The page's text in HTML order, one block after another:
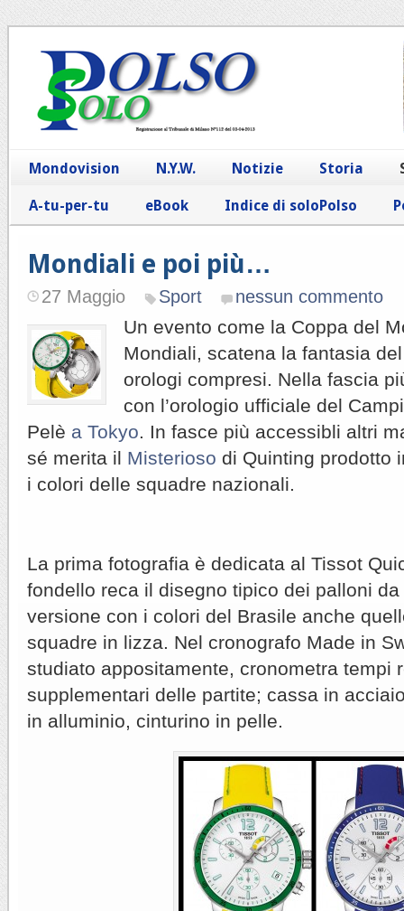
Mondovision N.Y.W. Notizie Storia
A-tu-per-tu eBook Indice di soloPolso
Mondiali e poi più…
27 Maggio Sport nessun commento
Un evento come la Coppa del
Mondiali, scatena la fantasia
orologi compresi. Nella fascia
con l’orologio ufficiale del
Pelè a Tokyo . In fasce più accessibli altri
sé merita il Misterioso di Quinting prodotto
i colori delle squadre nazionali.
La prima fotografia è dedicata al Tissot
fondello reca il disegno tipico dei palloni
versione con i colori del Brasile anche
squadre in lizza. Nel cronografo Made in
studiato appositamente, cronometra tempi
supplementari delle partite; cassa in
in alluminio, cinturino in pelle.